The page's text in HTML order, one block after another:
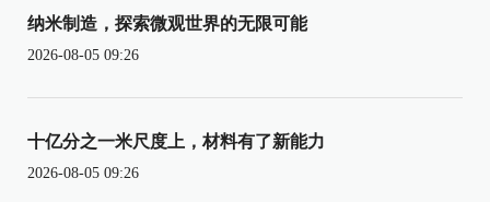
纳米制造，探索微观世界的无限可能
2026-08-05 09:26
十亿分之一米尺度上，材料有了新能力
2026-08-05 09:26